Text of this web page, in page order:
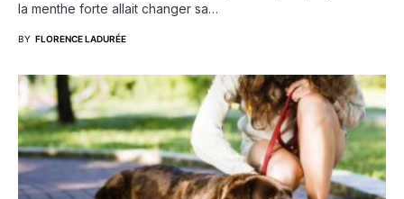
la menthe forte allait changer sa…
BY FLORENCE LADURÉE